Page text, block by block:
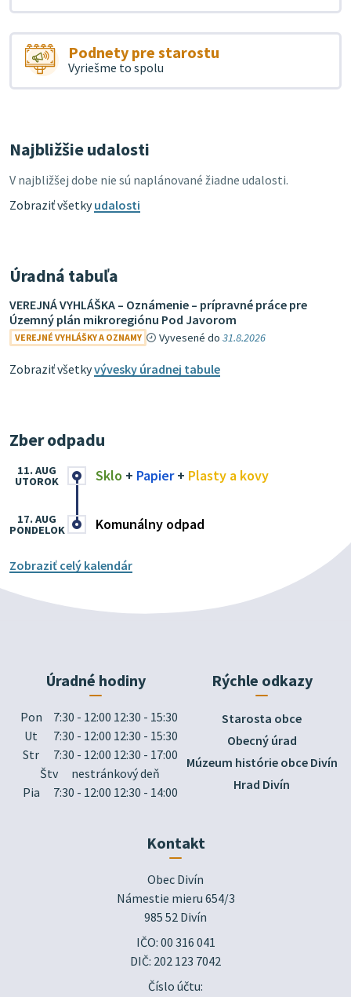
Podnety pre starostu
Vyriešme to spolu
Najbližšie udalosti
V najbližšej dobe nie sú naplánované žiadne udalosti.
Zobraziť všetkyudalosti
Úradná tabuľa
VEREJNÁ VYHLÁŠKA – Oznámenie – prípravné práce pre
Územný plán mikroregiónu Pod Javorom
VEREJNÉ VYHLÁŠKY A OZNAMY Vyvesené do31.8.2026
Zobraziť všetkyvývesky úradnej tabule
Zber odpadu
Sklo + Papier+ Plasty a kovy
11. AUG
UTOROK
Komunálny odpad
17. AUG
PONDELOK
Zobraziť celý kalendár
Úradné hodiny
Pon
7:30 - 12:00 12:30 - 15:30
Ut
7:30 - 12:00 12:30 - 15:30
Str
7:30 - 12:00 12:30 - 17:00
Štv
nestránkový deň
Pia
7:30 - 12:00 12:30 - 14:00
Rýchle odkazy
Starosta obce
Obecný úrad
Múzeum histórie obce Divín
Hrad Divín
Kontakt
Obec Divín
Námestie mieru 654/3
985 52 Divín
IČO: 00 316 041
DIČ: 202 123 7042
Číslo účtu: